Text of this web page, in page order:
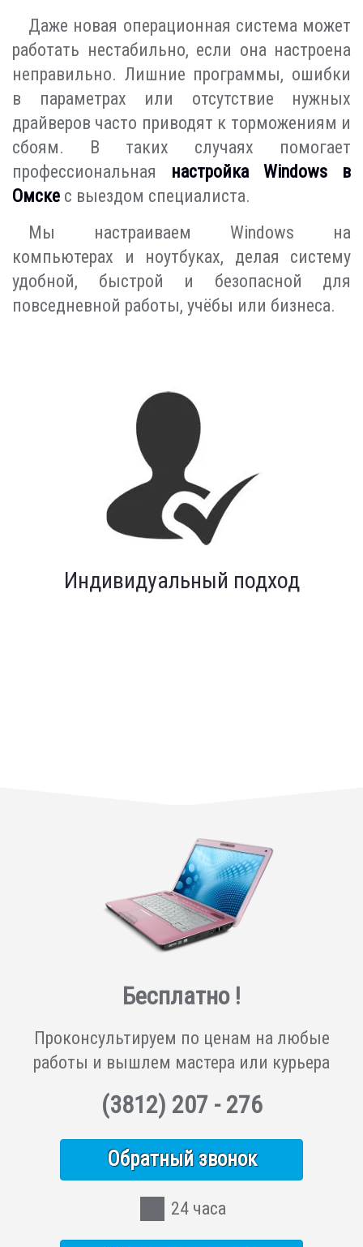
Даже новая операционная система может
работать нестабильно, если она настроена
неправильно. Лишние программы, ошибки
в параметрах или отсутствие нужных
драйверов часто приводят к торможениям и
сбоям. В таких случаях помогает
профессиональная настройка Windows в
Омске с выездом специалиста.
Мы настраиваем Windows на
компьютерах и ноутбуках, делая систему
удобной, быстрой и безопасной для
повседневной работы, учёбы или бизнеса.
Индивидуальный подход
Бесплатно !
Проконсультируем по ценам на любые
работы и вышлем мастера или курьера
(3812) 207 - 276
Обратный звонок
24 часа